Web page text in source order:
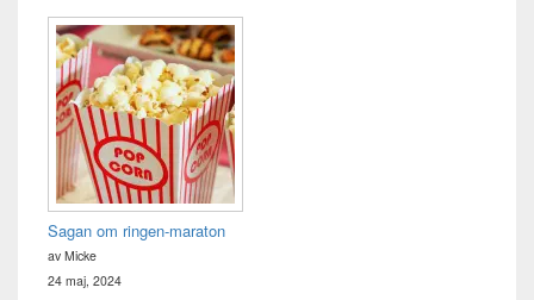
Sagan om ringen-maraton
av Micke
24 maj, 2024